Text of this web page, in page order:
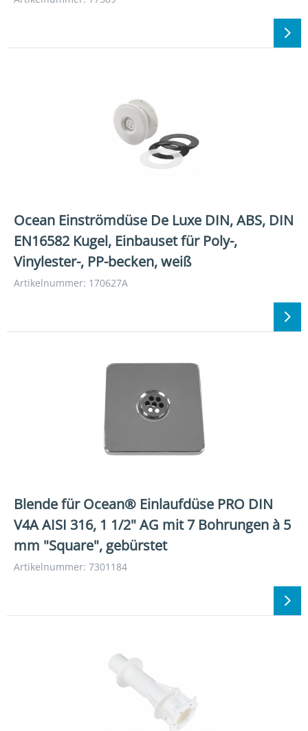
Ocean Einströmdüse De Luxe DIN, ABS, DIN
EN16582 Kugel, Einbauset für Poly-,
Vinylester-, PP-becken, weiß
Artikelnummer: 170627A
Blende für Ocean® Einlaufdüse PRO DIN
V4A AISI 316, 1 1/2" AG mit 7 Bohrungen à 5
mm "Square", gebürstet
Artikelnummer: 7301184